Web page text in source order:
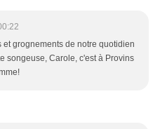
et grognements de notre quotidien
songeuse, Carole, c'est à Provins